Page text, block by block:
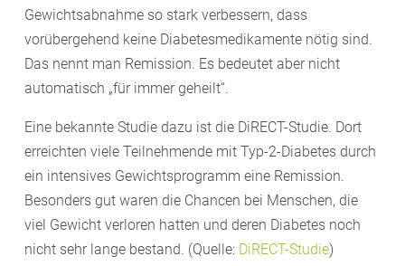
Gewichtsabnahme so stark verbessern, dass
vorübergehend keine Diabetesmedikamente nötig sind.
Das nennt man Remission. Es bedeutet aber nicht
automatisch „für immer geheilt“.
Eine bekannte Studie dazu ist die DiRECT-Studie. Dort
erreichten viele Teilnehmende mit Typ-2-Diabetes durch
ein intensives Gewichtsprogramm eine Remission.
Besonders gut waren die Chancen bei Menschen, die
viel Gewicht verloren hatten und deren Diabetes noch
nicht sehr lange bestand. (Quelle: DiRECT-Studie)